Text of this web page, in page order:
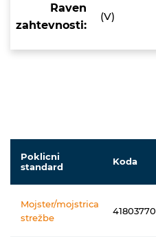
Raven
zahtevnosti:
(V)
Poklicni
standard
Koda
Mojster/mojstrica
strežbe
41803770